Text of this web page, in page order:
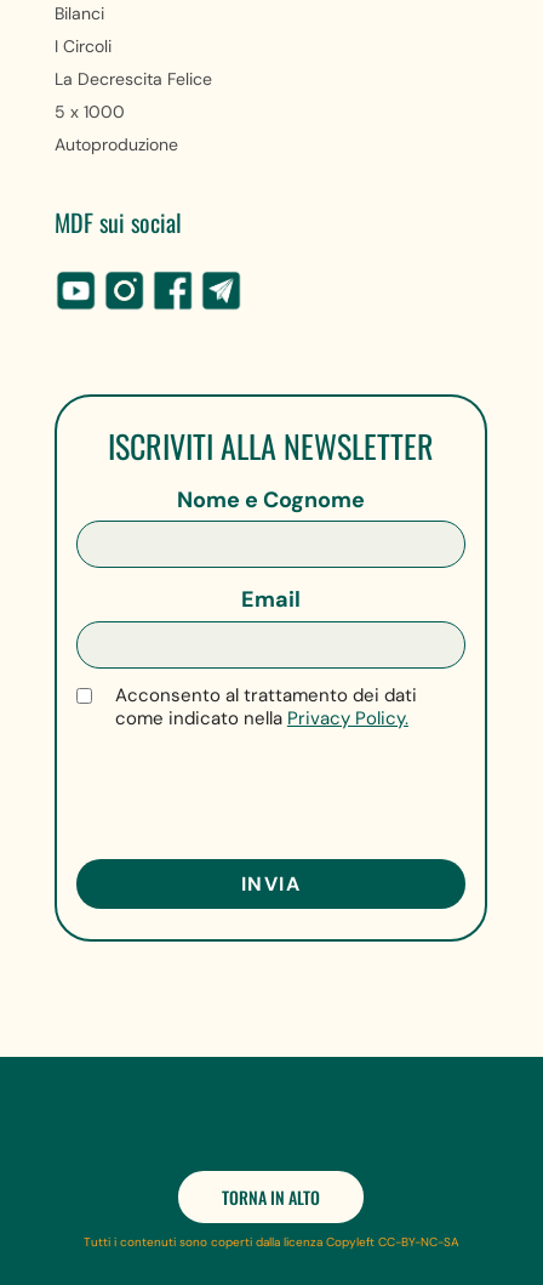
Bilanci
I Circoli
La Decrescita Felice
5 x 1000
Autoproduzione
MDF sui social
ISCRIVITI ALLA NEWSLETTER
Nome e Cognome
Email
Acconsento al trattamento dei dati
come indicato nella Privacy Policy.
TORNA IN ALTO
Tutti i contenuti sono coperti dalla licenza Copyleft CC-BY-NC-SA